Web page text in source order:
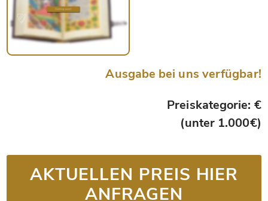
Ausgabe bei uns verfügbar!
Preiskategorie: €
(unter 1.000€)
AKTUELLEN PREIS HIER
ANFRAGEN